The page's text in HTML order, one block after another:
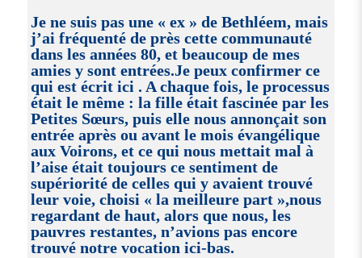
Je ne suis pas une « ex » de Bethléem, mais
j’ai fréquenté de près cette communauté
dans les années 80, et beaucoup de mes
amies y sont entrées.Je peux confirmer ce
qui est écrit ici . A chaque fois, le processus
était le même : la fille était fascinée par les
Petites Sœurs, puis elle nous annonçait son
entrée après ou avant le mois évangélique
aux Voirons, et ce qui nous mettait mal à
l’aise était toujours ce sentiment de
supériorité de celles qui y avaient trouvé
leur voie, choisi « la meilleure part »,nous
regardant de haut, alors que nous, les
pauvres restantes, n’avions pas encore
trouvé notre vocation ici-bas.